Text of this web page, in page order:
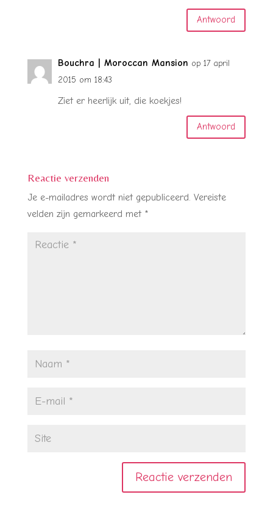
Antwoord
Bouchra | Moroccan Mansion op 17 april
2015 om 18:43
Ziet er heerlijk uit, die koekjes!
Antwoord
Reactie verzenden
Je e-mailadres wordt niet gepubliceerd. Vereiste
velden zijn gemarkeerd met *